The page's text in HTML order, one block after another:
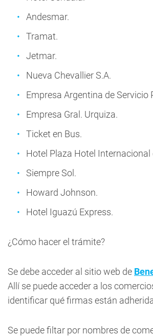
Andesmar.
Tramat.
Jetmar.
Nueva Chevallier S.A.
Empresa Argentina de Servicio
Empresa Gral. Urquiza.
Ticket en Bus.
Hotel Plaza Hotel Internacional
Siempre Sol.
Howard Johnson.
Hotel Iguazú Express.
¿Cómo hacer el trámite?
Se debe acceder al sitio web de
Allí se puede acceder a los
identificar qué firmas están
Se puede filtar por nombres de